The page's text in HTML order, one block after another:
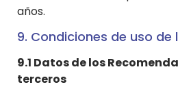
años.
9. Condiciones de uso de
9.1 Datos de los
terceros